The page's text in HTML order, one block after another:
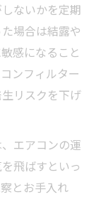
合図
意
イント
の兆し
テナンス術
メリット
持ちする
ないかを定期
場合は結露や
感になること
ンフィルター
リスクを下げ
エアコンの運
飛ばすといっ
とお手入れ